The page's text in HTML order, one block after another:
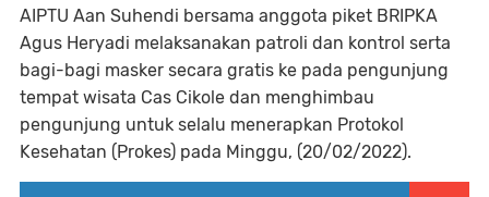
AIPTU Aan Suhendi bersama anggota piket BRIPKA
Agus Heryadi melaksanakan patroli dan kontrol serta
bagi-bagi masker secara gratis ke pada pengunjung
tempat wisata Cas Cikole dan menghimbau
pengunjung untuk selalu menerapkan Protokol
Kesehatan (Prokes) pada Minggu, (20/02/2022).